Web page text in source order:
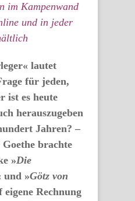
im Kampenwand
und in jeder
lautet
für jeden,
ist es heute
herauszugeben
Jahren? –
brachte
»Die
und »Götz von
eigene Rechnung